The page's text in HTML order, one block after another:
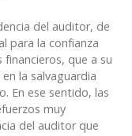
del auditor, de
para la confianza
que a su
la salvaguardia
En ese sentido, las
muy
del auditor que